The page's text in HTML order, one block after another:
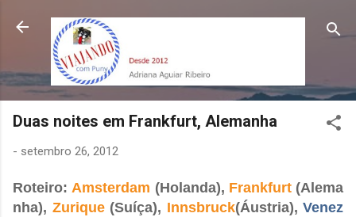
Pular para o conteúdo principal
Duas noites em Frankfurt, Alemanha
- setembro 26, 2012
Roteiro:Amsterdam (Holanda), Frankfurt (Alema
nha), Zurique(Suíça), Innsbruck(Áustria), Venez